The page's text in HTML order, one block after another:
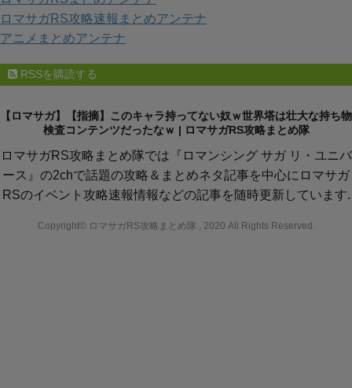
ロマサガRS攻略速報まとめアンテナ
アニメまとめアンテナ
RSSを購読する
【ロマサガ】【指摘】このキャラ持ってない奴ｗ世界塔は壮大な持ち物
検査コンテンツだったなｗ | ロマサガRS攻略まとめ隊
ロマサガRS攻略まとめ隊では『ロマンシング サガ リ・ユニバ
ース』の2chで話題の攻略＆まとめネタ記事を中心にロマサガ
RSのイベント攻略速報情報などの記事を随時更新しています.
Copyright© ロマサガRS攻略まとめ隊 , 2020 All Rights Reserved.